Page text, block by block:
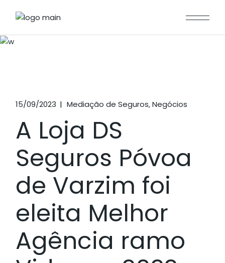
15/09/2023 Mediação de Seguros Negócios
A Loja DS
Seguros Póvoa
de Varzim foi
eleita Melhor
Agência ramo